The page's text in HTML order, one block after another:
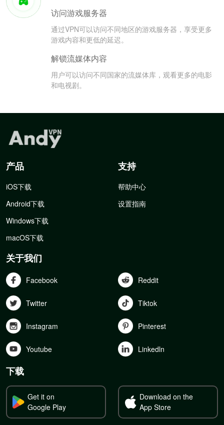
访问游戏服务器
通过VPN可以访问不同地区的游戏服务器，享受更多
游戏内容和更低的延迟。
解锁流媒体内容
用户可以访问不同国家的流媒体库，观看更多的电影
和电视剧。
产品
iOS下载
Android下载
Windows下载
macOS下载
支持
帮助中心
设置指南
关于我们
Facebook Reddit
Twitter Tiktok
Instagram Pinterest
Youtube Linkedln
下载
Get it on
Google Play
Download on the
App Store